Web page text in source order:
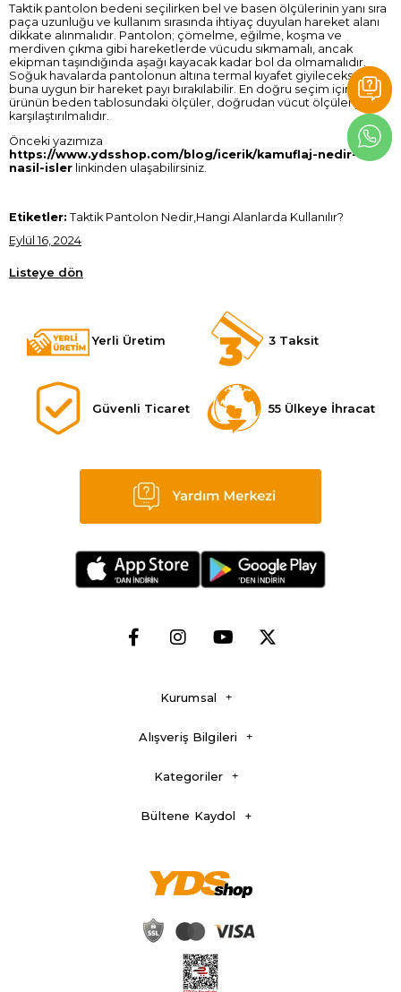
Taktik pantolon bedeni seçilirken bel ve basen ölçülerinin yanı sıra
paça uzunluğu ve kullanım sırasında ihtiyaç duyulan hareket alanı
dikkate alınmalıdır. Pantolon; çömelme, eğilme, koşma ve
merdiven çıkma gibi hareketlerde vücudu sıkmamalı, ancak
ekipman taşındığında aşağı kayacak kadar bol da olmamalıdır.
Soğuk havalarda pantolonun altına termal kıyafet giyilecekse
buna uygun bir hareket payı bırakılabilir. En doğru seçim için
ürünün beden tablosundaki ölçüler, doğrudan vücut ölçüleriyle
karşılaştırılmalıdır.
Önceki yazımıza
https://www.ydsshop.com/blog/icerik/kamuflaj-nedir-ve-
nasil-isler linkinden ulaşabilirsiniz.
Etiketler: Taktik Pantolon Nedir,Hangi Alanlarda Kullanılır?
Eylül 16, 2024
Listeye dön
Yerli Üretim 3 Taksit
Güvenli Ticaret 55 Ülkeye İhracat
Kurumsal
Alışveriş Bilgileri
Kategoriler
Bültene Kaydol